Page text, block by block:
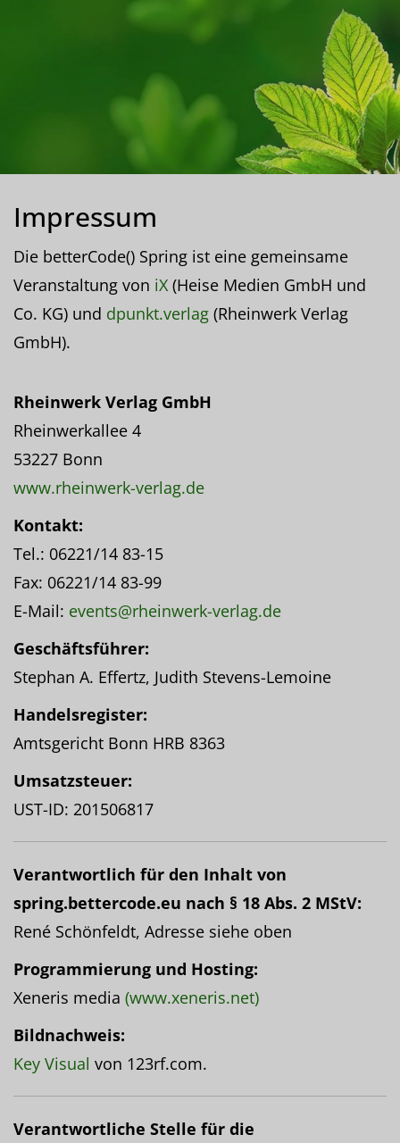
Impressum
Die betterCode() Spring ist eine gemeinsame
Veranstaltung von iX (Heise Medien GmbH und
Co. KG) und dpunkt.verlag (Rheinwerk Verlag
GmbH).
Rheinwerk Verlag GmbH
Rheinwerkallee 4
53227 Bonn
www.rheinwerk-verlag.de
Kontakt:
Tel.: 06221/14 83-15
Fax: 06221/14 83-99
E-Mail: events@rheinwerk-verlag.de
Geschäftsführer:
Stephan A. Effertz, Judith Stevens-Lemoine
Handelsregister:
Amtsgericht Bonn HRB 8363
Umsatzsteuer:
UST-ID: 201506817
Verantwortlich für den Inhalt von
spring.bettercode.eu nach § 18 Abs. 2 MStV:
René Schönfeldt, Adresse siehe oben
Programmierung und Hosting:
Xeneris media (www.xeneris.net)
Bildnachweis:
Key Visual von 123rf.com.
Verantwortliche Stelle für die